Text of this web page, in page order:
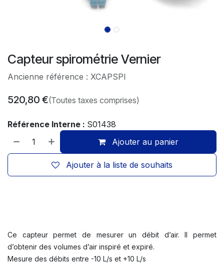
Capteur spirométrie Vernier
Ancienne référence : XCAPSPI
520,80 €(Toutes taxes comprises)
Référence Interne : S01438
Ajouter au panier
Ajouter à la liste de souhaits
Ce capteur permet de mesurer un débit d’air. Il permet
d’obtenir des volumes d’air inspiré et expiré.
Mesure des débits entre -10 L/s et +10 L/s